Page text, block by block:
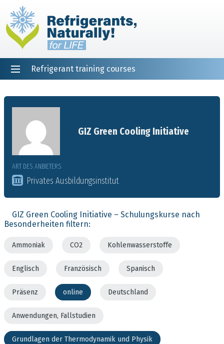
Refrigerant training courses
GIZ Green Cooling Initiative
ART DES ANBIETERS
Privates Ausbildungsinstitut
GIZ Green Cooling Initiative – Schulungskurse nach
Besonderheiten filtern:
Ammoniak CO2 Kohlenwasserstoffe
Englisch Französisch Spanisch
Präsenz online Deutschland
Anwendungen, Fallstudien
Grundlagen der Thermodynamik und Physik